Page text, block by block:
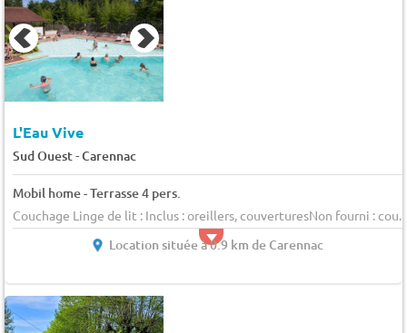
L'Eau Vive
Sud Ouest-Carennac
Mobil home - Terrasse 4 pers.
Couchage Linge de lit : Inclus : oreillers, couverturesNon fourni : cou...
Location située à 0.9 km de Carennac